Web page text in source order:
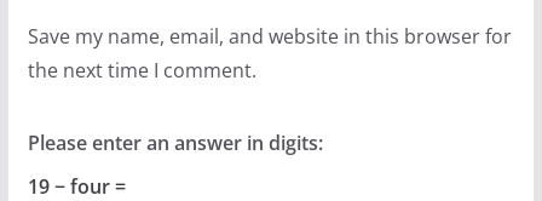
Save my name, email, and website in this browser for
the next time I comment.
Please enter an answer in digits:
19 − four =